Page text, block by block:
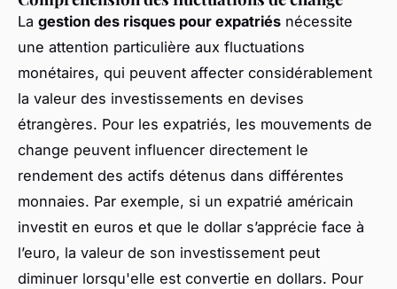
La gestion des risques pour expatriés nécessite
une attention particulière aux fluctuations
monétaires, qui peuvent affecter considérablement
la valeur des investissements en devises
étrangères. Pour les expatriés, les mouvements de
change peuvent influencer directement le
rendement des actifs détenus dans différentes
monnaies. Par exemple, si un expatrié américain
investit en euros et que le dollar s’apprécie face à
l’euro, la valeur de son investissement peut
diminuer lorsqu'elle est convertie en dollars. Pour